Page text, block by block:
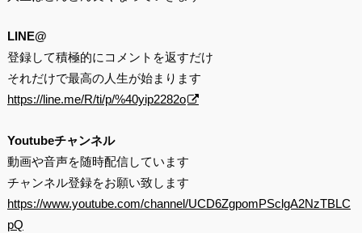
LINE@
登録して積極的にコメントを返すだけ
それだけで最高の人生が始まります
https://line.me/R/ti/p/%40yip2282o
Youtubeチャンネル
動画や音声を随時配信しています
チャンネル登録をお願い致します
https://www.youtube.com/channel/UCD6ZgpomPSclgA2NzTBLC
pQ